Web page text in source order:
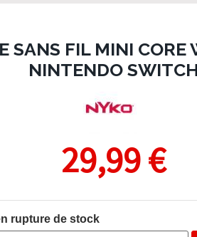
SANS FIL MINI CORE
NINTENDO SWITCH
29,99 €
rupture de stock